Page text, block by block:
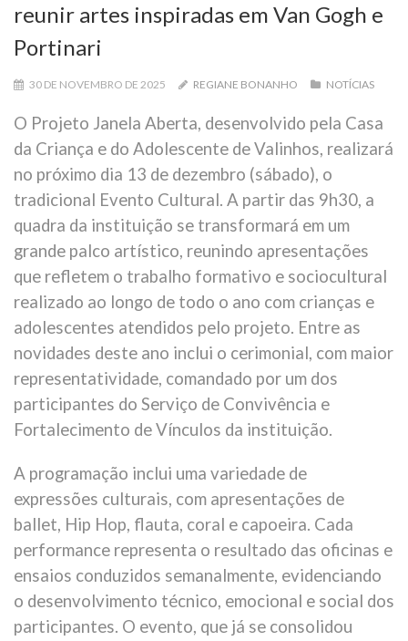
reunir artes inspiradas em Van Gogh e
Portinari
30 DE NOVEMBRO DE 2025 REGIANE BONANHO NOTÍCIAS
O Projeto Janela Aberta, desenvolvido pela Casa
da Criança e do Adolescente de Valinhos, realizará
no próximo dia 13 de dezembro (sábado), o
tradicional Evento Cultural. A partir das 9h30, a
quadra da instituição se transformará em um
grande palco artístico, reunindo apresentações
que refletem o trabalho formativo e sociocultural
realizado ao longo de todo o ano com crianças e
adolescentes atendidos pelo projeto. Entre as
novidades deste ano inclui o cerimonial, com maior
representatividade, comandado por um dos
participantes do Serviço de Convivência e
Fortalecimento de Vínculos da instituição.
A programação inclui uma variedade de
expressões culturais, com apresentações de
ballet, Hip Hop, flauta, coral e capoeira. Cada
performance representa o resultado das oficinas e
ensaios conduzidos semanalmente, evidenciando
o desenvolvimento técnico, emocional e social dos
participantes. O evento, que já se consolidou